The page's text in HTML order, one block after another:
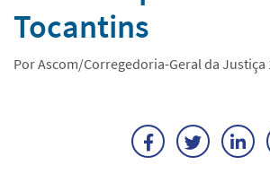
Tocantins
Por Ascom/Corregedoria-Geral da Justiça
FacebookTwitter